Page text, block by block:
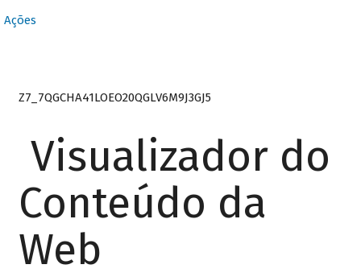
Ações
Z7_7QGCHA41LOEO20QGLV6M9J3GJ5
Visualizador do
Conteúdo da
Web